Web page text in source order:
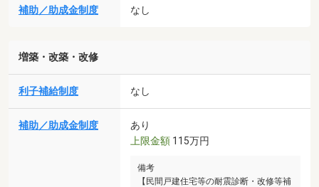
補助／助成金制度 なし
増築・改築・改修
利子補給制度 なし
補助／助成金制度
あり
上限金額 115万円
備考
【民間戸建住宅等の耐震診断・改修等補